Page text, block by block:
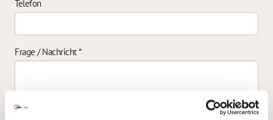
Telefon
Frage / Nachricht*